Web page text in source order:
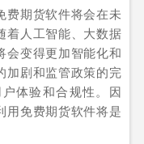
费期货软件将会在未
着人工智能、大数据
会变得更加智能化和
加剧和监管政策的完
体验和合规性。因
用免费期货软件将是